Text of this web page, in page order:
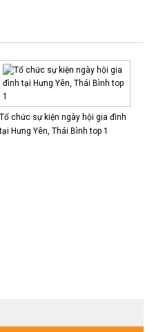
Tổ chức sự kiện ngày hội gia đình
Hưng Yên, Thái Bình top 1